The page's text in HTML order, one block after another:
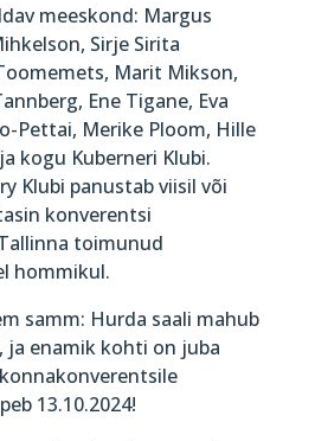
meeskond: Margus
Sirje Sirita
Marit Mikson,
Ene Tigane, Eva
Pettai, Merike Ploom, Hille
kogu Kuberneri Klubi.
Klubi panustab viisil või
konverentsi
toimunud
hommikul.
samm: Hurda saali mahub
ja enamik kohti on juba
13.10.2024!